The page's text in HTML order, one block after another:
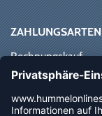
ZAHLUNGSARTEN
Rechnungskauf
Paypal
Vorkasse